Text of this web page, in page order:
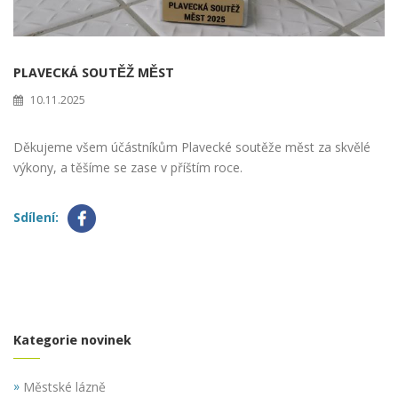
PLAVECKÁ SOUTĚŽ MĚST
10.11.2025
Děkujeme všem účástníkům Plavecké soutěže měst za skvělé
výkony, a těšíme se zase v příštím roce.
Sdílení:
Kategorie novinek
» Městské lázně